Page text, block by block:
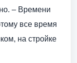
– Времени
все время
на стройке